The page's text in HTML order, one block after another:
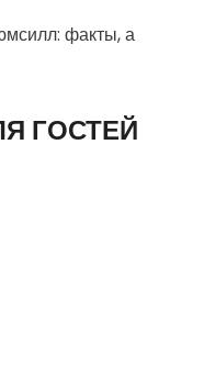
факты, а
ГОСТЕЙ